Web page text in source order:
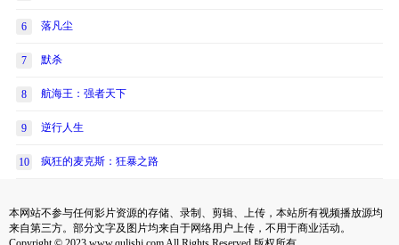
6 落凡尘
7 默杀
8 航海王：强者天下
9 逆行人生
10 疯狂的麦克斯：狂暴之路
本网站不参与任何影片资源的存储、录制、剪辑、上传，本站所有视频播放源均
来自第三方。部分文字及图片均来自于网络用户上传，不用于商业活动。